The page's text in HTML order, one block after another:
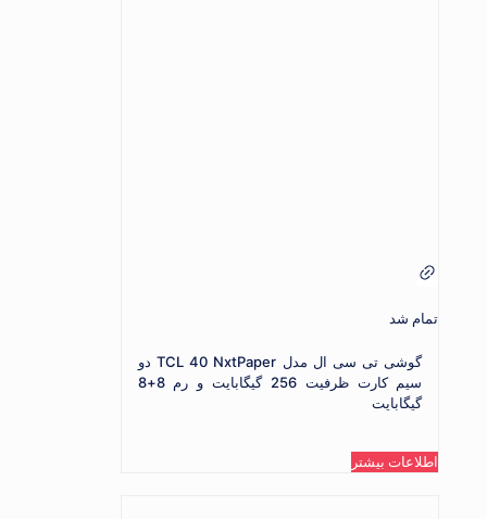
تمام شد
گوشی تی سی ال مدل TCL 40 NxtPaper دو
سیم کارت ظرفیت 256 گیگابایت و رم 8+8
گیگابایت
اطلاعات بیشتر